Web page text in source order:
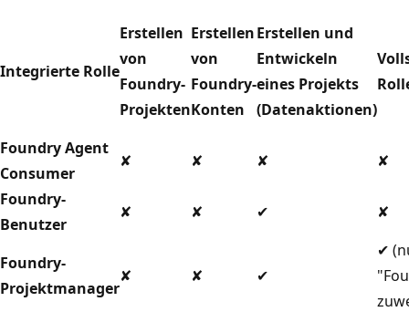
Integrierte Rolle
Erstellen
von
Foundry-
Projekten
Erstellen
von
Foundry-
Konten
Erstellen und
Entwickeln
eines Projekts
(Datenaktionen)
Foundry Agent
Consumer
✘ ✘ ✘
✘
Foundry-
Benutzer
✘ ✘ ✔ ✘
Foundry-
Projektmanager
✘ ✘ ✔
✔